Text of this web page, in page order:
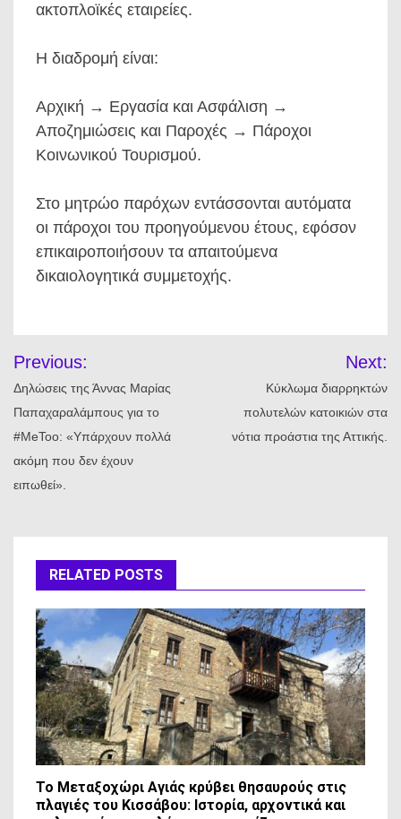
ακτοπλοϊκές εταιρείες.
Η διαδρομή είναι:
Αρχική → Εργασία και Ασφάλιση →
Αποζημιώσεις και Παροχές → Πάροχοι
Κοινωνικού Τουρισμού.
Στο μητρώο παρόχων εντάσσονται αυτόματα
οι πάροχοι του προηγούμενου έτους, εφόσον
επικαιροποιήσουν τα απαιτούμενα
δικαιολογητικά συμμετοχής.
άρθρων
Previous:
Δηλώσεις της Άννας Μαρίας
Παπαχαραλάμπους για το
#MeToo: «Υπάρχουν πολλά
ακόμη που δεν έχουν
ειπωθεί».
Next:
Κύκλωμα διαρρηκτών
πολυτελών κατοικιών στα
νότια προάστια της Αττικής.
RELATED POSTS
Το Μεταξοχώρι Αγιάς κρύβει θησαυρούς στις
πλαγιές του Κισσάβου: Ιστορία, αρχοντικά και